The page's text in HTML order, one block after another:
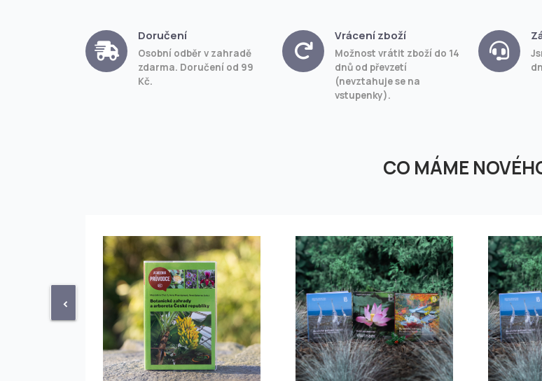
Doručení
Osobní odběr v zahradě
zdarma. Doručení od 99
Kč.
Vrácení zboží
Možnost vrátit zboží do 14
dnů od převzetí
(nevztahuje se na
vstupenky).
CO MÁME
<